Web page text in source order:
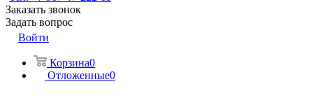
Заказать звонок
Задать вопрос
Войти
Корзина0
Отложенные0